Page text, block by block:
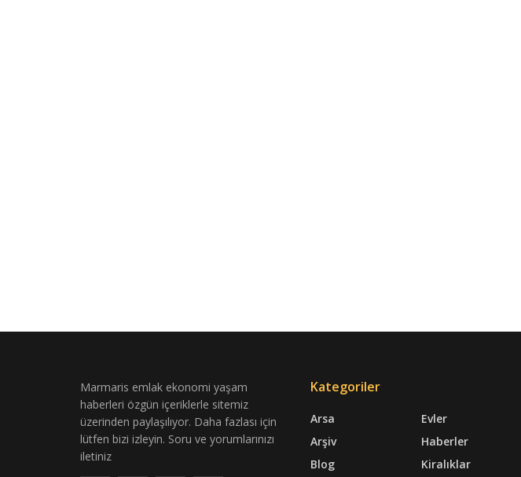
Marmaris emlak ekonomi yaşam
haberleri özgün içeriklerle sitemiz
üzerinden paylaşılıyor. Daha fazlası için
lütfen bizi izleyin. Soru ve yorumlarınızı
iletiniz
Kategoriler
Arsa
Arşiv
Blog
Evler
Haberler
Kiralıklar